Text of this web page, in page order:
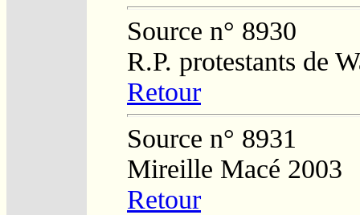
Source n° 8930
R.P. protestants de
Retour
Source n° 8931
Mireille Macé 2003
Retour